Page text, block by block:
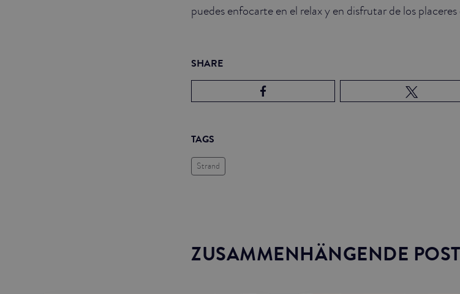
puedes enfocarte en el relax y en disfrutar de los
SHARE
TAGS
Strand
ZUSAMMENHÄNGENDE